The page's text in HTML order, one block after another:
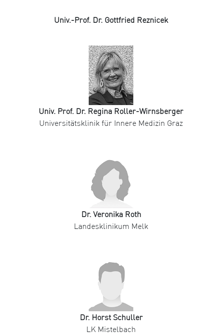
Univ.-Prof. Dr. Gottfried Reznicek
Univ. Prof. Dr. Regina Roller-Wirnsberger
Universitätsklinik für Innere Medizin Graz
Dr. Veronika Roth
Landesklinikum Melk
Dr. Horst Schuller
LK Mistelbach